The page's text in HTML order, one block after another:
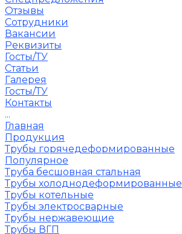
Отзывы
Сотрудники
Вакансии
Реквизиты
Госты/ТУ
Статьи
Галерея
Госты/ТУ
Контакты
...
Главная
Продукция
Трубы горячедеформированные
Популярное
Труба бесшовная стальная
Трубы холоднодеформированные
Трубы котельные
Трубы электросварные
Трубы нержавеющие
Трубы ВГП